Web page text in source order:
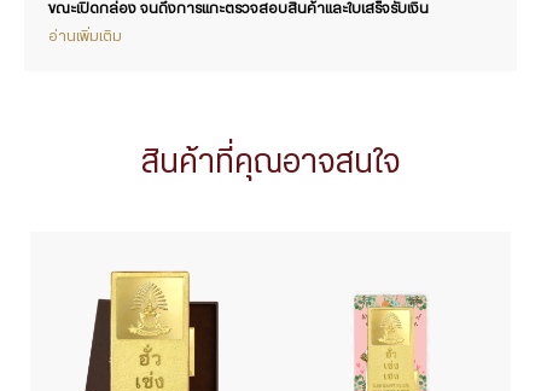
ขณะเปิดกล่อง จนถึงการแกะตรวจสอบสินค้าและใบเสร็จรับเงิน
อ่านเพิ่มเติม
สินค้าที่คุณอาจสนใจ